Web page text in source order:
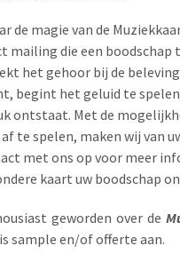
de magie van de
mailing die een
het gehoor bij de
begint het geluid te
ontstaat. Met de
te spelen, maken wij van
met ons op voor meer
kaart uw boodschap
geworden over de
sample en/of offerte aan.